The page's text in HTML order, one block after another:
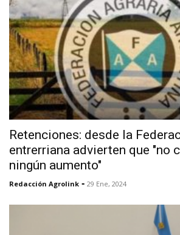
Retenciones: desde la
entrerriana advierten que "no
ningún aumento"
Redacción Agrolink - 29 Ene, 2024